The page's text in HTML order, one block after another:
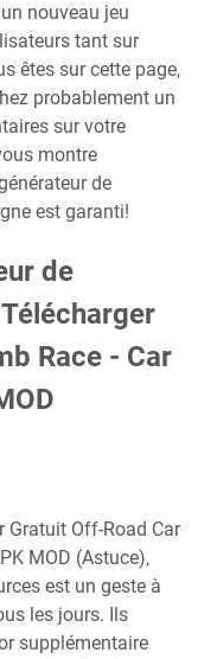
nouveau jeu
tant sur
êtes sur cette page,
probablement un
sur votre
montre
de
est garanti!
de
Race - Car
Gratuit Off-Road Car
MOD (Astuce),
est un geste à
les jours. Ils
supplémentaire